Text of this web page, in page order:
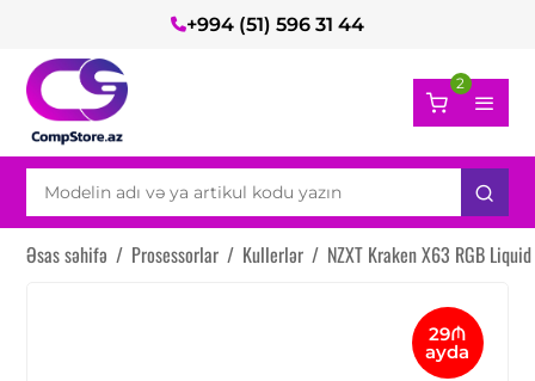
+994 (51) 596 31 44
2
Əsas səhifə / Prosessorlar / Kullerlər / NZXT Kraken X63 RGB
29₼
ayda